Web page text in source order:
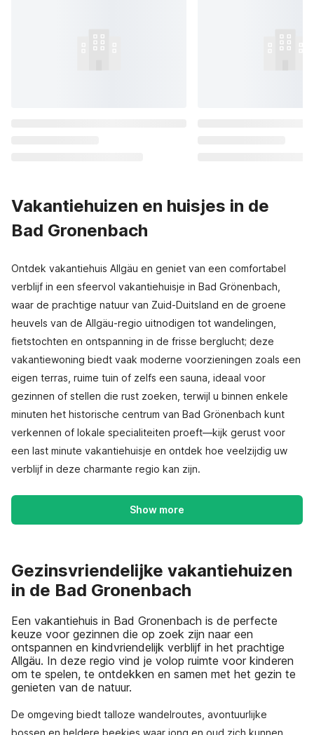
Vakantiehuizen en huisjes in de
Bad Gronenbach
Ontdek vakantiehuis Allgäu en geniet van een comfortabel
verblijf in een sfeervol vakantiehuisje in Bad Grönenbach,
waar de prachtige natuur van Zuid-Duitsland en de groene
heuvels van de Allgäu-regio uitnodigen tot wandelingen,
fietstochten en ontspanning in de frisse berglucht; deze
vakantiewoning biedt vaak moderne voorzieningen zoals een
eigen terras, ruime tuin of zelfs een sauna, ideaal voor
gezinnen of stellen die rust zoeken, terwijl u binnen enkele
minuten het historische centrum van Bad Grönenbach kunt
verkennen of lokale specialiteiten proeft—kijk gerust voor
een last minute vakantiehuisje en ontdek hoe veelzijdig uw
verblijf in deze charmante regio kan zijn.
Show more
Gezinsvriendelijke vakantiehuizen
in de Bad Gronenbach
Een vakantiehuis in Bad Gronenbach is de perfecte
keuze voor gezinnen die op zoek zijn naar een
ontspannen en kindvriendelijk verblijf in het prachtige
Allgäu. In deze regio vind je volop ruimte voor kinderen
om te spelen, te ontdekken en samen met het gezin te
genieten van de natuur.
De omgeving biedt talloze wandelroutes, avontuurlijke
bossen en heldere beekjes waar jong en oud zich kunnen